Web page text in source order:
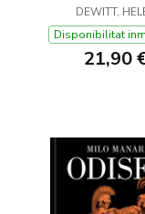
(Y OTROS
DEWITT,
Disponibilitat
21,90